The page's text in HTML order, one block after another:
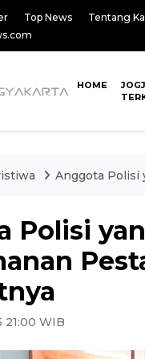
Top News Tentang
HOME
Anggota Polisi
Polisi
21:00 WIB